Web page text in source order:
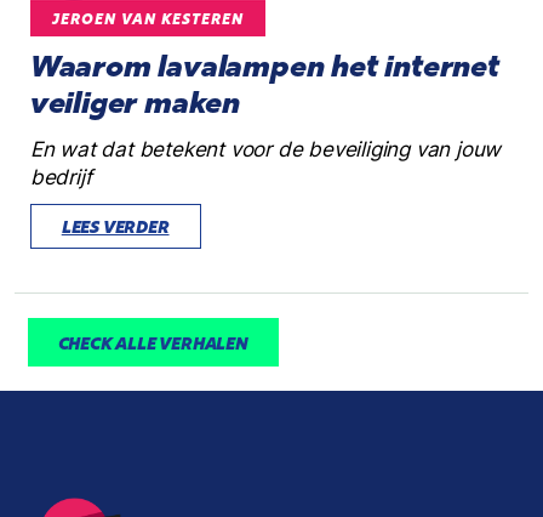
JEROEN VAN KESTEREN
Waarom lavalampen het internet
veiliger maken
En wat dat betekent voor de beveiliging van jouw
bedrijf
LEES VERDER
CHECK ALLE VERHALEN